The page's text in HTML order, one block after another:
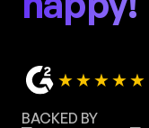
★★★★★
BACKED BY